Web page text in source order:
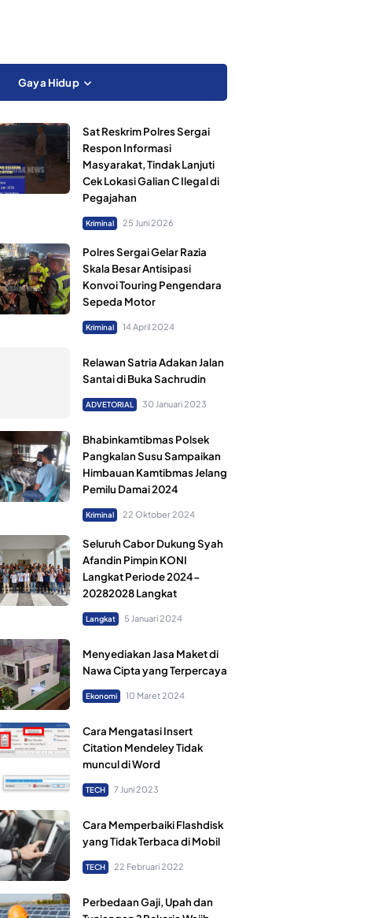
Gaya Hidup
Sat Reskrim Polres Sergai
Respon Informasi
Masyarakat, Tindak Lanjuti
Cek Lokasi Galian C Ilegal di
Pegajahan
Kriminal 25 Juni 2026
Polres Sergai Gelar Razia
Skala Besar Antisipasi
Konvoi Touring Pengendara
Sepeda Motor
Kriminal 14 April 2024
Relawan Satria Adakan Jalan
Santai di Buka Sachrudin
ADVETORIAL 30 Januari 2023
Bhabinkamtibmas Polsek
Pangkalan Susu Sampaikan
Himbauan Kamtibmas Jelang
Pemilu Damai 2024
Kriminal 22 Oktober 2024
Seluruh Cabor Dukung Syah
Afandin Pimpin KONI
Langkat Periode 2024-
20282028 Langkat
Langkat 5 Januari 2024
Menyediakan Jasa Maket di
Nawa Cipta yang Terpercaya
Ekonomi 10 Maret 2024
Cara Mengatasi Insert
Citation Mendeley Tidak
muncul di Word
TECH 7 Juni 2023
Cara Memperbaiki Flashdisk
yang Tidak Terbaca di Mobil
TECH 22 Februari 2022
Perbedaan Gaji, Upah dan